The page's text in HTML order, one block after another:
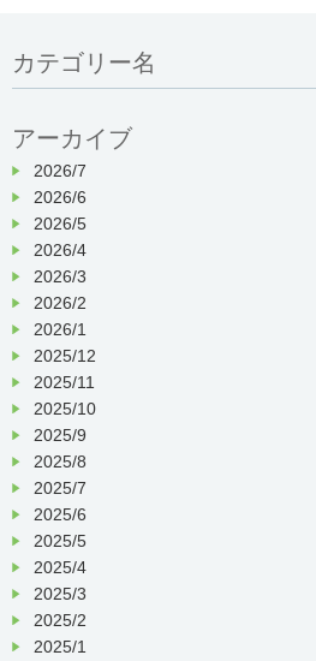
カテゴリー名
アーカイブ
2026/7
2026/6
2026/5
2026/4
2026/3
2026/2
2026/1
2025/12
2025/11
2025/10
2025/9
2025/8
2025/7
2025/6
2025/5
2025/4
2025/3
2025/2
2025/1